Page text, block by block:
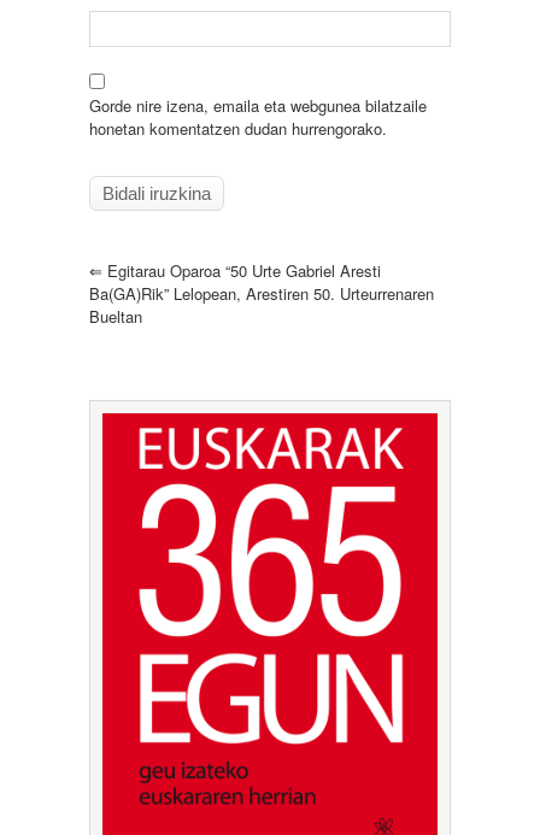
Gorde nire izena, emaila eta webgunea bilatzaile
honetan komentatzen dudan hurrengorako.
⇐ Egitarau Oparoa “50 Urte Gabriel Aresti
Ba(GA)rik” Lelopean, Arestiren 50. Urteurrenaren
Bueltan